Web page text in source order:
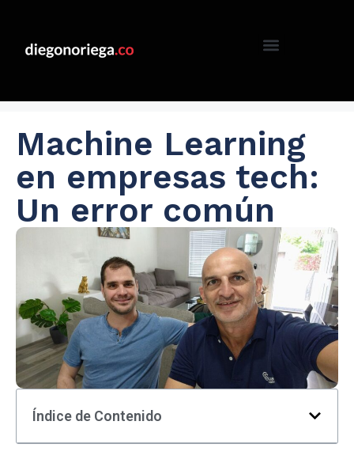
Machine Learning
en empresas tech:
Un error común
Índice de Contenido